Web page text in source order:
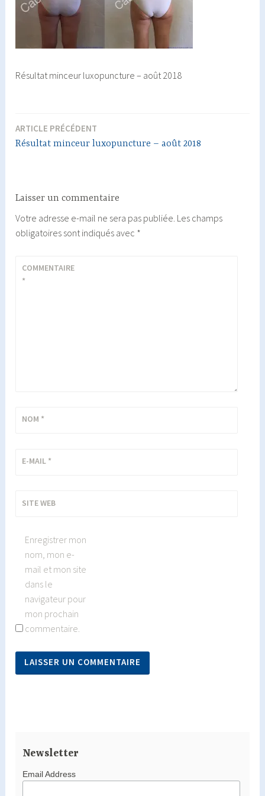
Résultat minceur luxopuncture – août 2018
Navigation
ARTICLE PRÉCÉDENT
Résultat minceur luxopuncture – août 2018
Laisser un commentaire
Votre adresse e-mail ne sera pas publiée. Les champs
obligatoires sont indiqués avec *
COMMENTAIRE
*
NOM *
E-MAIL *
SITE WEB
Enregistrer mon
nom, mon e-
mail et mon site
dans le
navigateur pour
mon prochain
commentaire.
Newsletter
Email Address